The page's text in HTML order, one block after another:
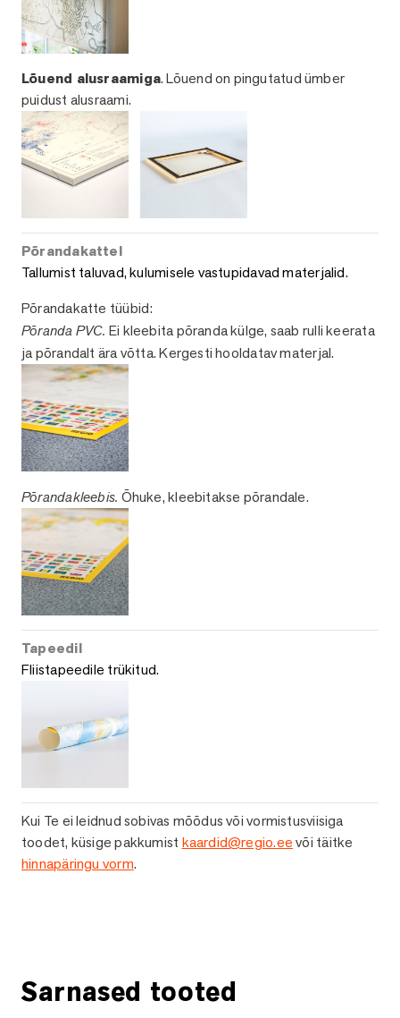
Lõuend alusraamiga. Lõuend on pingutatud ümber
puidust alusraami.
Põrandakattel
Tallumist taluvad, kulumisele vastupidavad materjalid.
Põrandakatte tüübid:
Põranda PVC. Ei kleebita põranda külge, saab rulli keerata
ja põrandalt ära võtta. Kergesti hooldatav materjal.
Põrandakleebis. Õhuke, kleebitakse põrandale.
Tapeedil
Fliistapeedile trükitud.
Kui Te ei leidnud sobivas mõõdus või vormistusviisiga
toodet, küsige pakkumist kaardid@regio.eevõi täitke
hinnapäringu vorm.
Sarnased tooted